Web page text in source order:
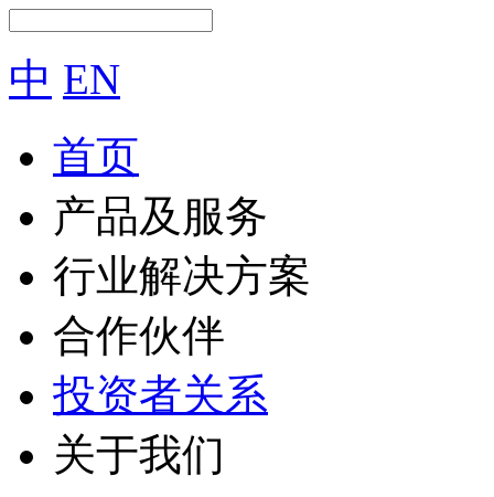
中 EN
首页
产品及服务
行业解决方案
合作伙伴
投资者关系
关于我们